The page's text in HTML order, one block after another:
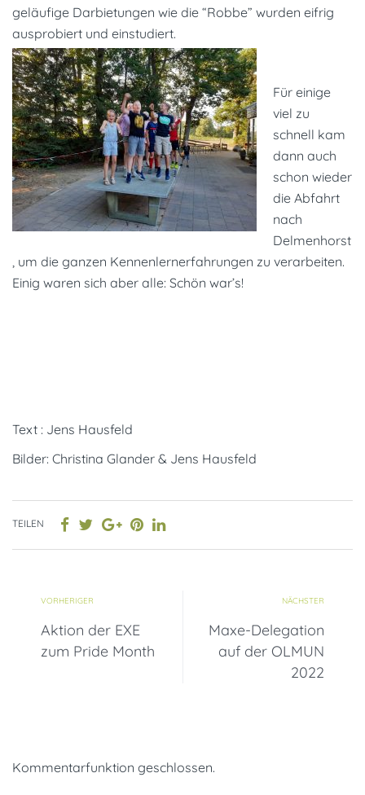
geläufige Darbietungen wie die “Robbe” wurden eifrig
ausprobiert und einstudiert.
Für einige
viel zu
schnell kam
dann auch
schon wieder
die Abfahrt
nach
Delmenhorst
, um die ganzen Kennenlernerfahrungen zu verarbeiten.
Einig waren sich aber alle: Schön war’s!
Text : Jens Hausfeld
Bilder: Christina Glander & Jens Hausfeld
TEILEN
VORHERIGER
Aktion der EXE
zum Pride Month
NÄCHSTER
Maxe-Delegation
auf der OLMUN
2022
Kommentarfunktion geschlossen.